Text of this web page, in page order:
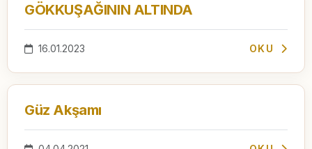
GÖKKUŞAĞININ ALTINDA
16.01.2023 OKU
Güz Akşamı